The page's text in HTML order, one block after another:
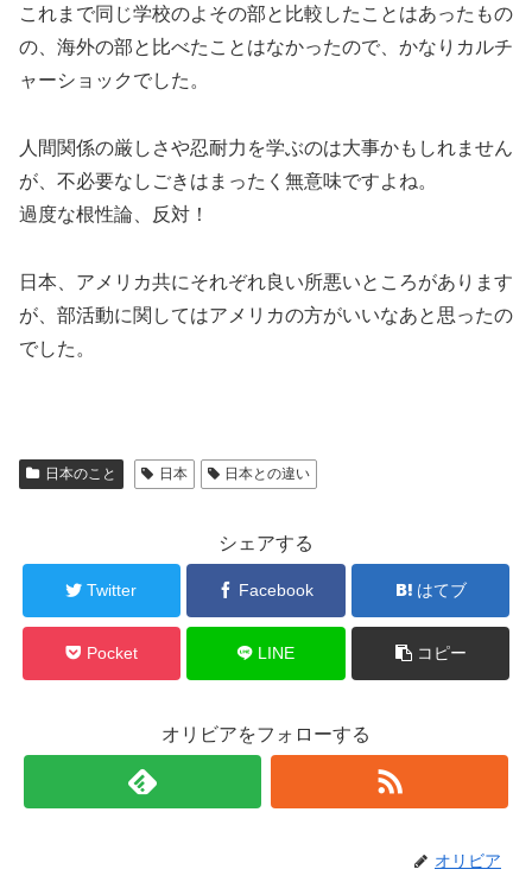
これまで同じ学校のよその部と比較したことはあったもの
の、海外の部と比べたことはなかったので、かなりカルチ
ャーショックでした。
人間関係の厳しさや忍耐力を学ぶのは大事かもしれません
が、不必要なしごきはまったく無意味ですよね。
過度な根性論、反対！
日本、アメリカ共にそれぞれ良い所悪いところがあります
が、部活動に関してはアメリカの方がいいなあと思ったの
でした。
日本のこと 日本 日本との違い
シェアする
Twitter Facebook はてブ
Pocket LINE コピー
オリビアをフォローする
オリビア